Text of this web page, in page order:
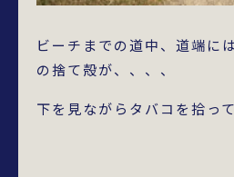
ビーチまでの道中、道端に
の捨て殻が、、、、
下を見ながらタバコを拾って